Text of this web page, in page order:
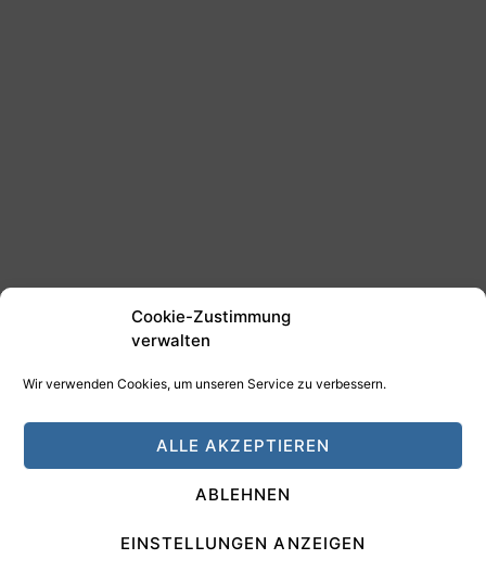
Cookie-Zustimmung
verwalten
Wir verwenden Cookies, um unseren Service zu verbessern.
ALLE AKZEPTIEREN
ABLEHNEN
EINSTELLUNGEN ANZEIGEN
HAMANN DESIGN - Digitale Medien
Impressum Datenschutz